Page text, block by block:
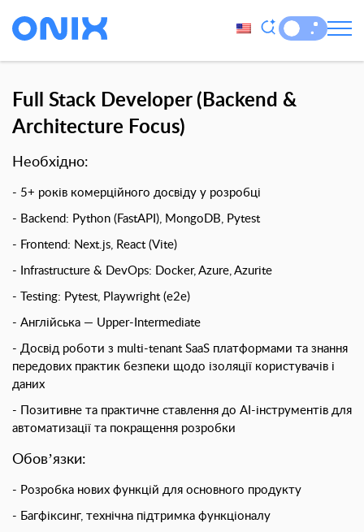
Full Stack Developer (Backend &
Architecture Focus)
Необхідно:
5+ років комерційного досвіду у розробці
Backend: Python (FastAPI), MongoDB, Pytest
Frontend: Next.js, React (Vite)
Infrastructure & DevOps: Docker, Azure, Azurite
Testing: Pytest, Playwright (e2e)
Англійська — Upper-Intermediate
Досвід роботи з multi-tenant SaaS платформами та знання
передових практик безпеки щодо ізоляції користувачів і
даних
Позитивне та практичне ставлення до AI-інструментів для
автоматизації та покращення розробки
Обовʼязки:
Розробка нових функцій для основного продукту
Багфіксинг, технічна підтримка функціоналу